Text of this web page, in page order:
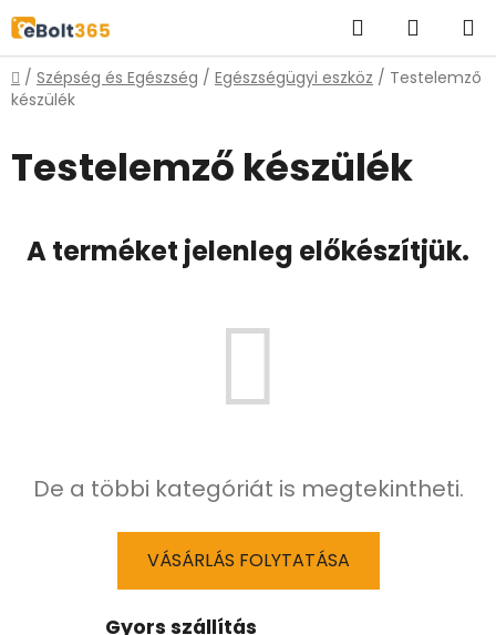
Ugrás
fő
tartalomhoz
KeresésKOSÁR
Kezdőlap
/ Szépség és Egészség / Egészségügyi eszköz / Testelemző
készülék
Testelemző készülék
A terméket jelenleg előkészítjük.
De a többi kategóriát is megtekintheti.
VÁSÁRLÁS FOLYTATÁSA
Gyors szállítás